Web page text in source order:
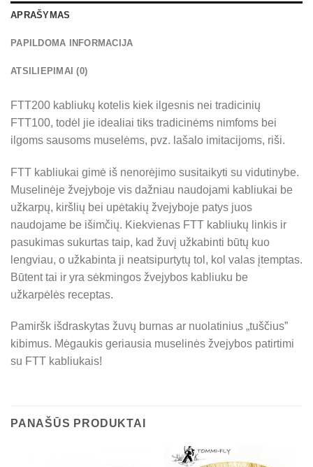
APRAŠYMAS
PAPILDOMA INFORMACIJA
ATSILIEPIMAI (0)
FTT200 kabliukų kotelis kiek ilgesnis nei tradicinių
FTT100, todėl jie idealiai tiks tradicinėms nimfoms bei
ilgoms sausoms muselėms, pvz. lašalo imitacijoms, riši.
FTT kabliukai gimė iš nenorėjimo susitaikyti su vidutinybe.
Muselinėje žvejyboje vis dažniau naudojami kabliukai be
užkarpų, kiršlių bei upėtakių žvejyboje patys juos
naudojame be išimčių. Kiekvienas FTT kabliukų linkis ir
pasukimas sukurtas taip, kad žuvį užkabinti būtų kuo
lengviau, o užkabinta ji neatsipurtytų tol, kol valas įtemptas.
Būtent tai ir yra sėkmingos žvejybos kabliuku be
užkarpėlės receptas.
Pamiršk išdraskytas žuvų burnas ar nuolatinius „tuščius”
kibimus. Mėgaukis geriausia muselinės žvejybos patirtimi
su FTT kabliukais!
PANAŠŪS PRODUKTAI